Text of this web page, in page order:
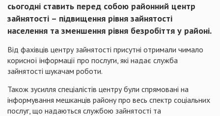
сьогодні ставить перед собою районний центр
зайнятості – підвищення рівня зайнятості
населення та зменшення рівня безробіття у районі.
Від фахівців центру зайнятості присутні отримали чимало
корисної інформації про послуги, які надає служба
зайнятості шукачам роботи.
Також зусилля спеціалістів центру були спрямовані на
інформування мешканців району про весь спектр соціальних
послуг, що надаються службою зайнятості та